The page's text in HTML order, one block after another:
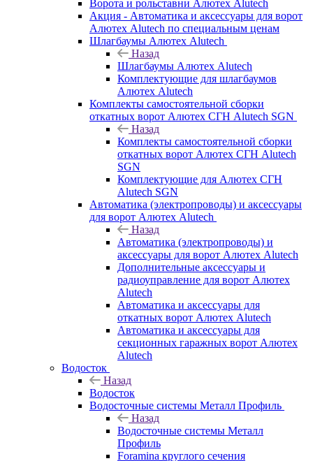
Ворота и рольставни Алютех Alutech
Акция - Автоматика и аксессуары для ворот
Алютех Alutech по специальным ценам
Шлагбаумы Алютех Alutech
Назад
Шлагбаумы Алютех Alutech
Комплектующие для шлагбаумов
Алютех Alutech
Комплекты самостоятельной сборки
откатных ворот Алютех СГН Alutech SGN
Назад
Комплекты самостоятельной сборки
откатных ворот Алютех СГН Alutech
SGN
Комплектующие для Алютех СГН
Alutech SGN
Автоматика (электропроводы) и аксессуары
для ворот Алютех Alutech
Назад
Автоматика (электропроводы) и
аксессуары для ворот Алютех Alutech
Дополнительные аксессуары и
радиоуправление для ворот Алютех
Alutech
Автоматика и аксессуары для
откатных ворот Алютех Alutech
Автоматика и аксессуары для
секционных гаражных ворот Алютех
Alutech
Водосток
Назад
Водосток
Водосточные системы Металл Профиль
Назад
Водосточные системы Металл
Профиль
Foramina круглого сечения